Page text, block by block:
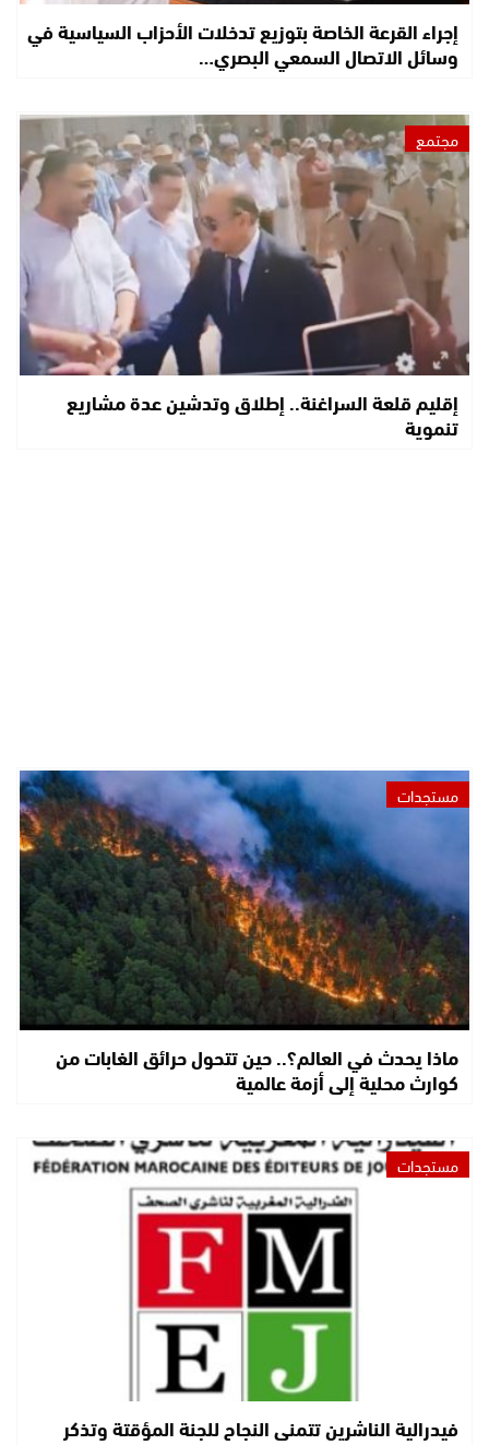
إجراء القرعة الخاصة بتوزيع تدخلات الأحزاب السياسية في
وسائل الاتصال السمعي البصري…
مجتمع
إقليم قلعة السراغنة.. إطلاق وتدشين عدة مشاريع
تنموية
مستجدات
ماذا يحدث في العالم؟.. حين تتحول حرائق الغابات من
كوارث محلية إلى أزمة عالمية
مستجدات
فيدرالية الناشرين تتمنى النجاح للجنة المؤقتة وتذكر